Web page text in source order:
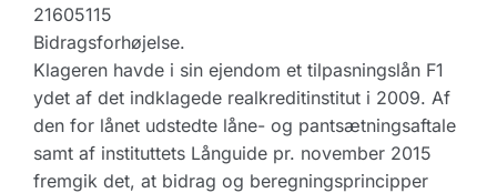
21605115
Bidragsforhøjelse.
Klageren havde i sin ejendom et tilpasningslån F1
ydet af det indklagede realkreditinstitut i 2009. Af
den for lånet udstedte låne- og pantsætningsaftale
samt af instituttets Långuide pr. november 2015
fremgik det, at bidrag og beregningsprincipper